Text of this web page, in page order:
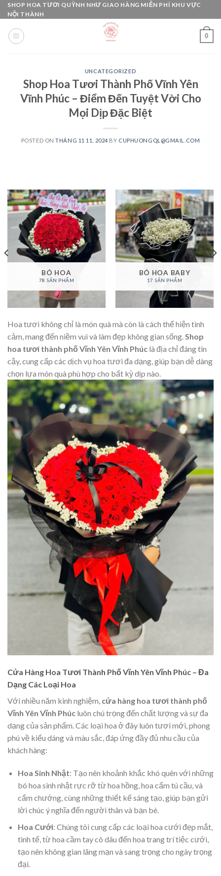
Skip
to
content
SHOP HOA TƯƠI QUỲNH NHƯ GIAO HÀNG MIỄN PHÍ KHU VỰC
NỘI THÀNH
0
UNCATEGORIZED
Shop Hoa Tươi Thành Phố Vĩnh Yên
Vĩnh Phúc – Điểm Đến Tuyệt Vời Cho
Mọi Dịp Đặc Biệt
POSTED ONTHÁNG 11 11, 2024 BY CUPHUONGQL@GMAIL.COM
BÓ HOA
78 SẢN PHẨM
BÓ HOA BABY
17 SẢN PHẨM
Hoa tươi không chỉ là món quà mà còn là cách thể hiện tình
cảm, mang đến niềm vui và làm đẹp không gian sống.Shop
hoa tươi thành phố Vĩnh Yên Vĩnh Phúc là địa chỉ đáng tin
cậy, cung cấp các dịch vụ hoa tươi đa dạng, giúp bạn dễ dàng
chọn lựa món quà phù hợp cho bất kỳ dịp nào.
Cửa Hàng Hoa Tươi Thành Phố Vĩnh Yên Vĩnh Phúc – Đa
Dạng Các Loại Hoa
Với nhiều năm kinh nghiệm, cửa hàng hoa tươi thành phố
Vĩnh Yên Vĩnh Phúc luôn chú trọng đến chất lượng và sự đa
dạng của sản phẩm. Các loại hoa ở đây luôn tươi mới, phong
phú về kiểu dáng và màu sắc, đáp ứng đầy đủ nhu cầu của
khách hàng:
Hoa Sinh Nhật: Tạo nên khoảnh khắc khó quên với những
bó hoa sinh nhật rực rỡ từ hoa hồng, hoa cẩm tú cầu, và
cẩm chướng, cùng những thiết kế sáng tạo, giúp bạn gửi
lời chúc ý nghĩa đến người thân và bạn bè.
Hoa Cưới: Chúng tôi cung cấp các loại hoa cưới đẹp mắt,
tinh tế, từ hoa cầm tay cô dâu đến hoa trang trí tiệc cưới,
tạo nên không gian lãng mạn và sang trọng cho ngày trọng
đại.